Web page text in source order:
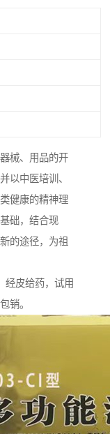
械、用品的开
以中医培训、
健康的精神理
础，结合现
的途径，为祖
经皮给药，试用
销。